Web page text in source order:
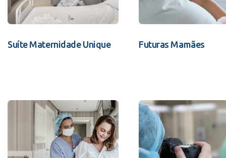
Suíte Maternidade Unique Futuras Mamães